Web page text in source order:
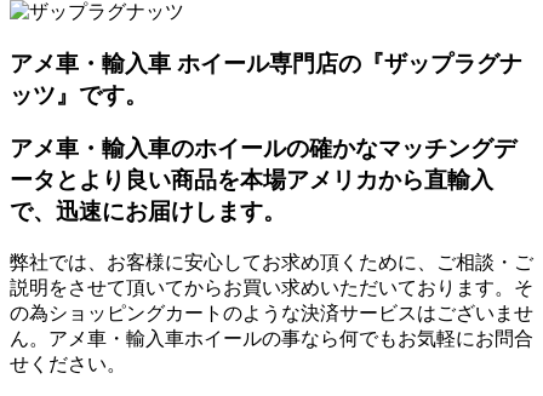
アメ車・輸入車 ホイール専門店の『ザップラグナ
ッツ』です。
アメ車・輸入車のホイールの確かなマッチングデ
ータとより良い商品を本場アメリカから直輸入
で、迅速にお届けします。
弊社では、お客様に安心してお求め頂くために、ご相談・ご
説明をさせて頂いてからお買い求めいただいております。そ
の為ショッピングカートのような決済サービスはございませ
ん。アメ車・輸入車ホイールの事なら何でもお気軽にお問合
せください。